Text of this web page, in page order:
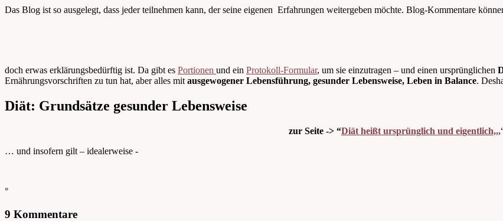
Das Blog ist so ausgelegt, dass jeder teilnehmen kann, der seine eigenen Erfahrungen weitergeben möchte. Blog-Kommentare
doch erwas erklärungsbedürftig ist. Da gibt es Portionen und ein Protokoll-Formular, um sie einzutragen – und einen ursprünglichen
Ernährungsvorschriften zu tun hat, aber alles mit ausgewogener Lebensführung, gesunder Lebensweise, Leben in Balance.
Diät: Grundsätze gesunder Lebensweise
zur Seite -> “Diät heißt ursprünglich und eigentlich,,,
… und insofern gilt – idealerweise -
°
9 Kommentare